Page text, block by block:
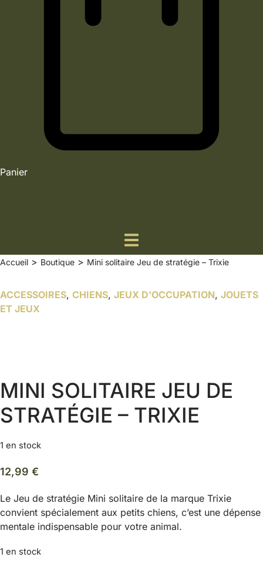
Panier
Accueil > Boutique > Mini solitaire Jeu de stratégie – Trixie
ACCESSOIRES, CHIENS, JEUX D'OCCUPATION, JOUETS
ET JEUX
MINI SOLITAIRE JEU DE
STRATÉGIE – TRIXIE
1 en stock
12,99 €
Le Jeu de stratégie Mini solitaire de la marque Trixie
convient spécialement aux petits chiens, c’est une dépense
mentale indispensable pour votre animal.
1 en stock